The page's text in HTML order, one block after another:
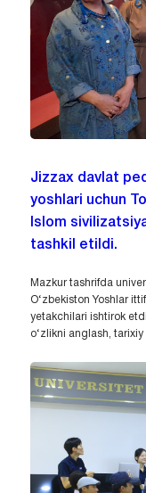
Jizzax davlat
yoshlari uchun
Islom
tashkil etildi.
Mazkur tashrifda
O‘zbekiston Yoshlar
yetakchilari ishtirok
o‘zlikni anglash,